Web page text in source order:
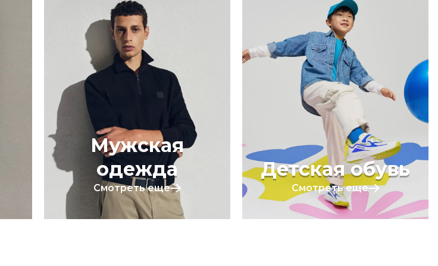
Мужская
одежда
Смотреть еще
Детская обувь
Смотреть еще